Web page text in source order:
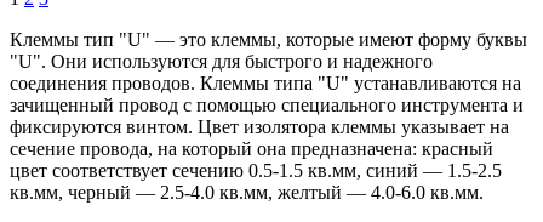
Клеммы тип "U" — это клеммы, которые имеют форму буквы
"U". Они используются для быстрого и надежного
соединения проводов. Клеммы типа "U" устанавливаются на
зачищенный провод с помощью специального инструмента и
фиксируются винтом. Цвет изолятора клеммы указывает на
сечение провода, на который она предназначена: красный
цвет соответствует сечению 0.5-1.5 кв.мм, синий — 1.5-2.5
кв.мм, черный — 2.5-4.0 кв.мм, желтый — 4.0-6.0 кв.мм.